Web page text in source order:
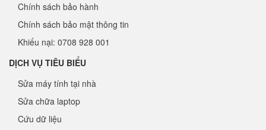
Chính sách bảo hành
Chính sách bảo mật thông tin
Khiếu nại: 0708 928 001
DỊCH VỤ TIÊU BIỂU
Sửa máy tính tại nhà
Sửa chữa laptop
Cứu dữ liệu